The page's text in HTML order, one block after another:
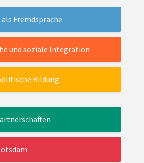
als Fremdsprache
und soziale Integration
Bildung